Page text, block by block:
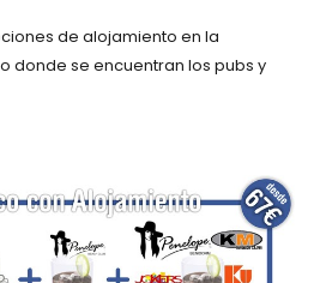
de alojamiento en la
donde se encuentran los pubs y